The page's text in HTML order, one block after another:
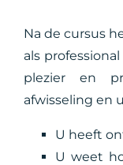
Na de cursus
als
plezier en
afwisseling en
U heeft
U weet